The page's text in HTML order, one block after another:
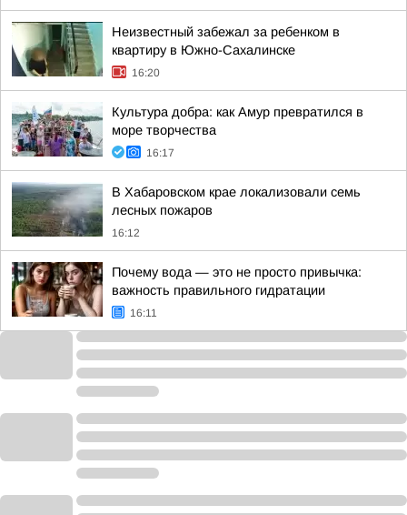
Неизвестный забежал за ребенком в
квартиру в Южно-Сахалинске
16:20
Культура добра: как Амур превратился в
море творчества
16:17
В Хабаровском крае локализовали семь
лесных пожаров
16:12
Почему вода — это не просто привычка:
важность правильного гидратации
16:11